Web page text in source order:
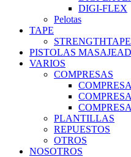
DIGI-FLEX
Pelotas
TAPE
STRENGTHTAPE
PISTOLAS
VARIOS
COMPRESAS
PLANTILLAS
REPUESTOS
OTROS
NOSOTROS